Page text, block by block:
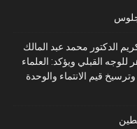
الدكتور محمد عبد المالك
للوجه القبلي ويؤكد: العلماء
قيم الانتماء والوحدة